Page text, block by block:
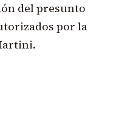
del presunto
por la